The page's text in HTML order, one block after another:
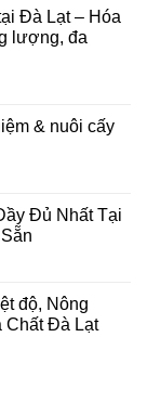
Đà Lạt – Hóa
lượng, đa
& nuôi cấy
Đủ Nhất Tại
độ, Nông
Chất Đà Lạt